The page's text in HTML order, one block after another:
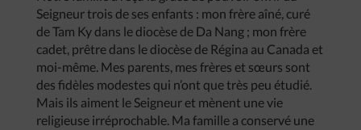
Seigneur trois de ses enfants : mon frère aîné, curé
de Tam Ky dans le diocèse de Da Nang ; mon frère
cadet, prêtre dans le diocèse de Régina au Canada et
moi-même. Mes parents, mes frères et sœurs sont
des fidèles modestes qui n’ont que très peu étudié.
Mais ils aiment le Seigneur et mènent une vie
religieuse irréprochable. Ma famille a conservé une